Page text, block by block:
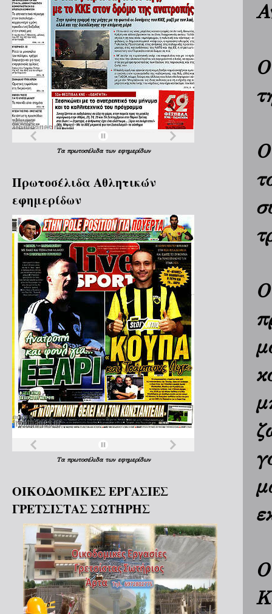
Τα πρωτοσέλιδα των εφημερίδων
Πρωτοσέλιδα Aθλητικών
εφημερίδων
Τα πρωτοσέλιδα των εφημερίδων
ΟΙΚΟΔΟΜΙΚΕΣ ΕΡΓΑΣΙΕΣ
ΓΡΕΤΣΙΣΤΑΣ ΣΩΤΗΡΗΣ